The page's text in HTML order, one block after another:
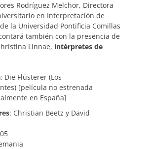
Rodríguez Melchor, Directora
en Interpretación de
la Universidad Pontificia Comillas
también con la presencia de
Linnae, intérpretes de
: Die Flüsterer (Los
[película no estrenada
en España]
: Christian Beetz y David